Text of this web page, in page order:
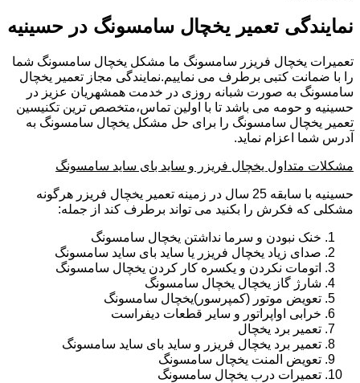
نمایندگی تعمیر یخچال سامسونگ در حسینیه
تعمیرات یخچال فریزر سامسونگ ما مشکل یخچال سامسونگ شما
را با ضمانت کتبی برطرف می نماییم.نمایندگی مجاز تعمیر یخچال
سامسونگ به صورت شبانه روزی در خدمت همشهریان عزیز در
حسینیه و حومه می باشد تا با اولین تماس،متخصص ترین تکنیسین
تعمیر یخچال سامسونگ را برای حل مشکل یخچال سامسونگ به
آدرس شما اعزام نماید.
مشکلات متداول یخچال فریزر و ساید بای ساید سامسونگ
حسینیه با سابقه 25 سال در زمینه تعمیر یخچال فریزر هرگونه
مشکلی که فکرش را بکنید می تواند برطرف کند از جمله:
خنک نبودن و سرما نداشتن یخچال سامسونگ
صدای زیاد یخچال فریزر یا ساید بای ساید سامسونگ
اتومات نکردن و یکسره کار کردن یخچال سامسونگ
شارژ گاز یخچال یخچال سامسونگ
تعویض موتور (کمپرسور)یخچال سامسونگ
خرابی اواپراتور و سایر قطعات دیفراست
تعمیر برد یخچال
تعمیر برد یخچال فریزر و ساید بای ساید سامسونگ
تعویض المنت یخچال سامسونگ
تعمیرات درب یخچال سامسونگ